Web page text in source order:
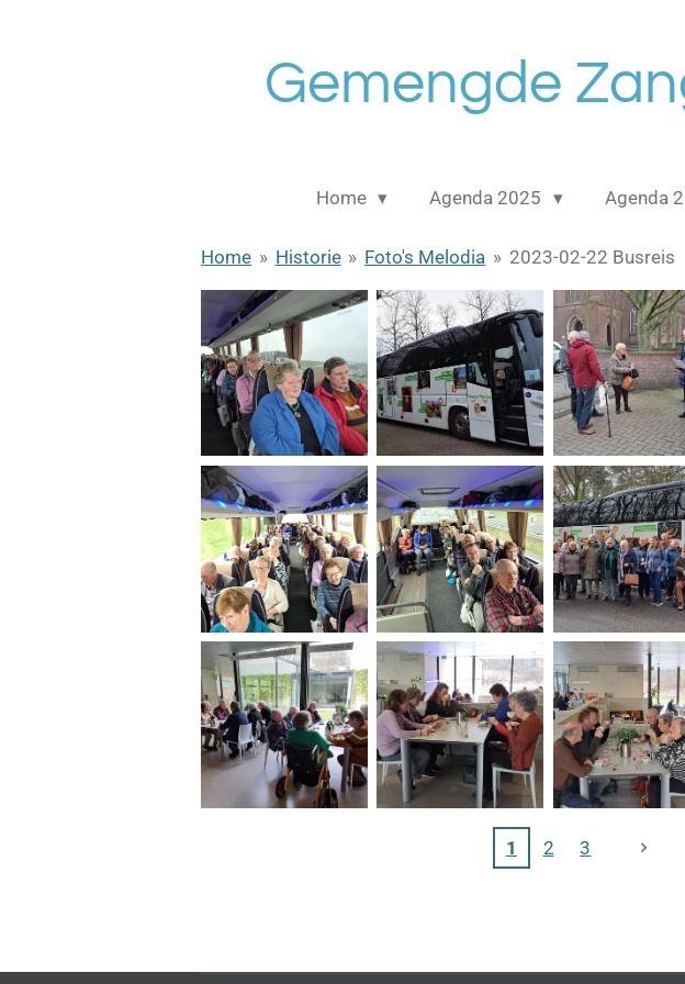
Gemengde
Home Agenda 2025 Agenda
Home » Historie » Foto's Melodia » 2023-02-22 Busreis
1 2 3